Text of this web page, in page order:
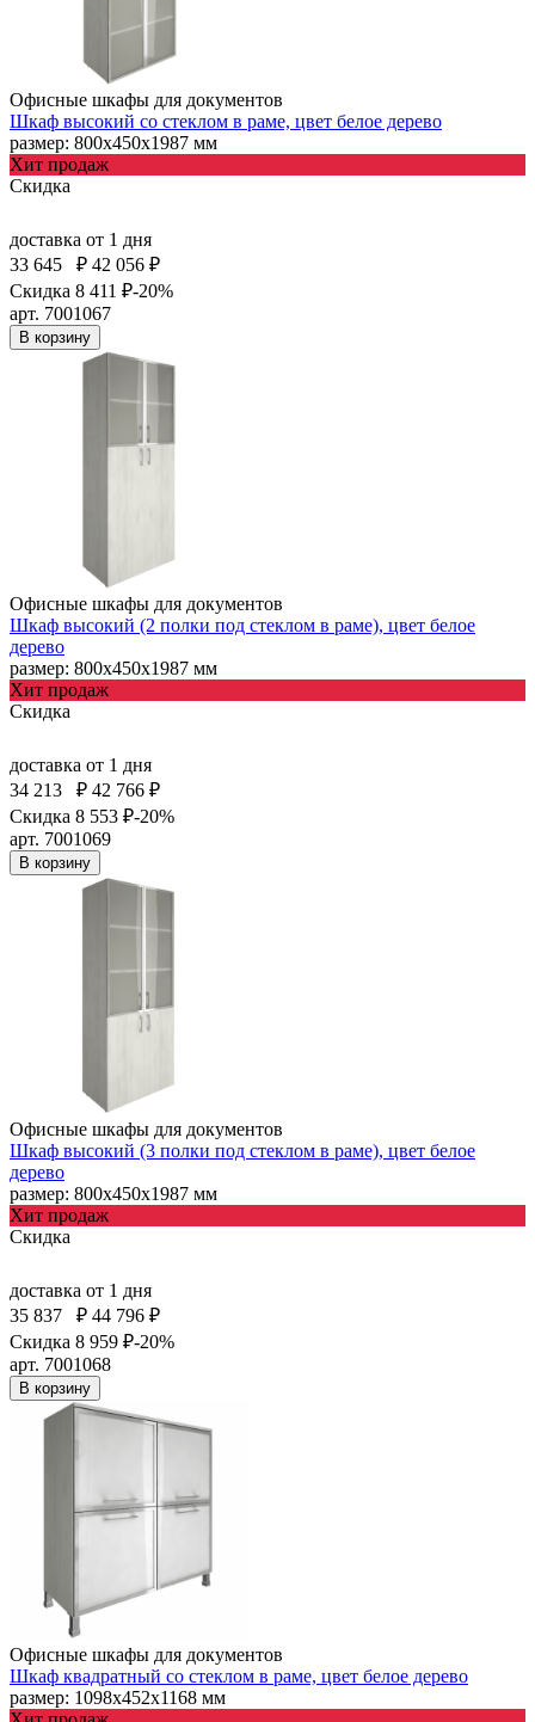
Офисные шкафы для документов
Шкаф высокий со стеклом в раме, цвет белое дерево
размер: 800х450х1987 мм
Хит продаж
Скидка
доставка от 1 дня
33 645
₽ 42 056 ₽
Скидка 8 411 ₽-20%
арт. 7001067
В корзину
Офисные шкафы для документов
Шкаф высокий (2 полки под стеклом в раме), цвет белое
дерево
размер: 800х450х1987 мм
Хит продаж
Скидка
доставка от 1 дня
34 213
₽ 42 766 ₽
Скидка 8 553 ₽-20%
арт. 7001069
В корзину
Офисные шкафы для документов
Шкаф высокий (3 полки под стеклом в раме), цвет белое
дерево
размер: 800х450х1987 мм
Хит продаж
Скидка
доставка от 1 дня
35 837
₽ 44 796 ₽
Скидка 8 959 ₽-20%
арт. 7001068
В корзину
Офисные шкафы для документов
Шкаф квадратный со стеклом в раме, цвет белое дерево
размер: 1098х452х1168 мм